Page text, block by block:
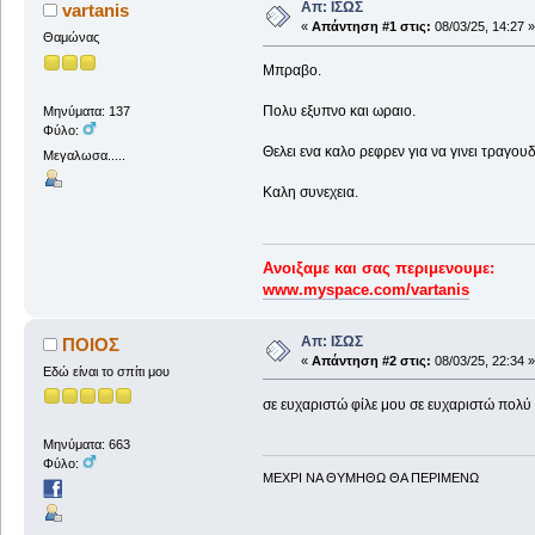
vartanis
Θαμώνας
Μηνύματα: 137
Φύλο:
Μεγαλωσα.....
Απ: ΙΣΩΣ
« Απάντηση #1 στις: 08/03/25, 14:27 »
Μπραβο.
Πολυ εξυπνο και ωραιο.
Θελει ενα καλο ρεφρεν για να γινει
Καλη συνεχεια.
Ανοιξαμε και σας περιμενουμε:
www.myspace.com/vartanis
ΠΟΙΟΣ
Εδώ είναι το σπίτι μου
Μηνύματα: 663
Φύλο:
Απ: ΙΣΩΣ
« Απάντηση #2 στις: 08/03/25, 22:34 »
σε ευχαριστώ φίλε μου σε ευχαριστώ πολύ
ΜΕΧΡΙ ΝΑ ΘΥΜHΘΩ ΘΑ ΠΕΡΙΜΕΝΩ